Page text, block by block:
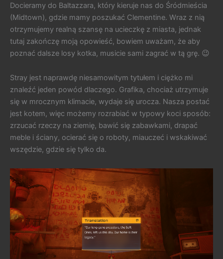
Docieramy do Baltazzara, który kieruje nas do Śródmieścia
(Midtown), gdzie mamy poszukać Clementine. Wraz z nią
otrzymujemy realną szansę na ucieczkę z miasta, jednak
tutaj zakończę moją opowieść, bowiem uważam, że aby
poznać dalsze losy kotka, musicie sami zagrać w tą grę. 😉
Stray jest naprawdę niesamowitym tytułem i ciężko mi
znaleźć jeden powód dlaczego. Grafika, chociaż utrzymuje
się w mrocznym klimacie, wydaje się urocza. Nasza postać
jest kotem, więc możemy rozrabiać w typowy koci sposób:
zrzucać rzeczy na ziemię, bawić się zabawkami, drapać
meble i ściany, ocierać się o roboty, miauczeć i wskakiwać
wszędzie, gdzie się tylko da.